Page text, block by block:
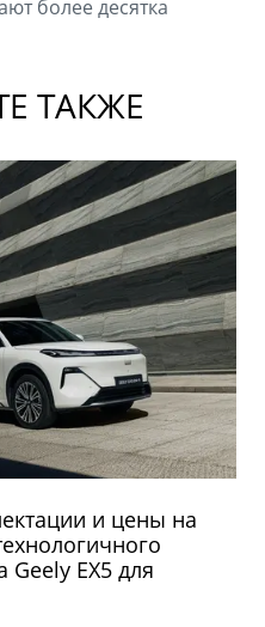
более десятка
ТАКЖЕ
и цены на
Geely EX5 для